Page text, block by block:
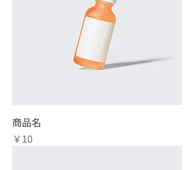
商品名
価格
￥10